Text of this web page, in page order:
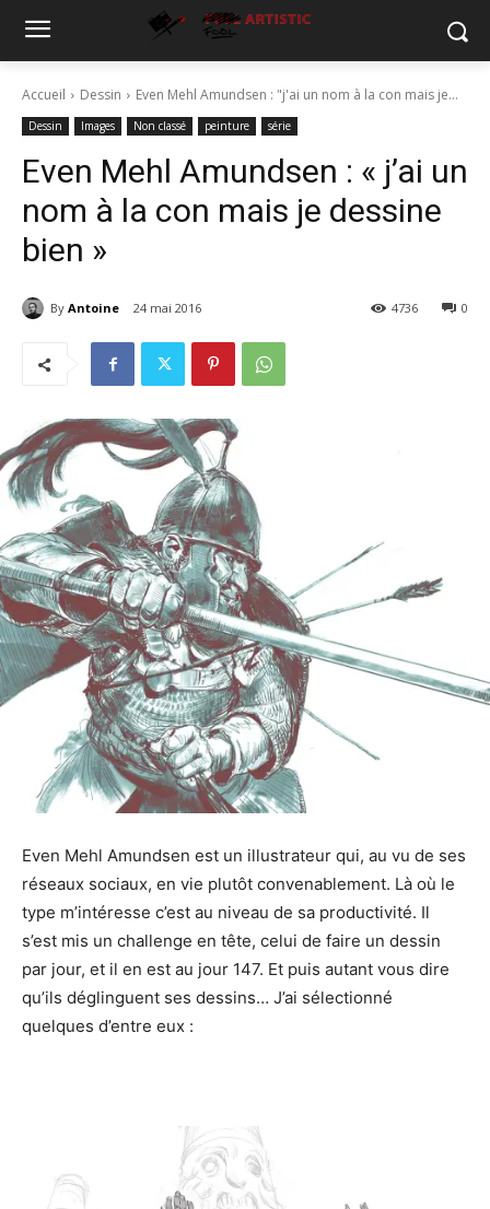
Accueil Dessin Even Mehl Amundsen : "j'ai un nom à la con mais je...
Dessin Images Non classé peinture série
Even Mehl Amundsen : « j’ai un
nom à la con mais je dessine
bien »
By Antoine 24 mai 2016 0
4736
Even Mehl Amundsen est un illustrateur qui, au vu de ses
réseaux sociaux, en vie plutôt convenablement. Là où le
type m’intéresse c’est au niveau de sa productivité. Il
s’est mis un challenge en tête, celui de faire un dessin
par jour, et il en est au jour 147. Et puis autant vous dire
qu’ils déglinguent ses dessins… J’ai sélectionné
quelques d’entre eux :